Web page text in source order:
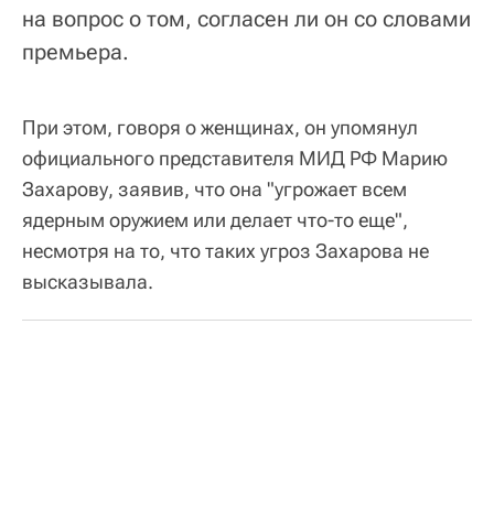
на вопрос о том, согласен ли он со словами
премьера.
При этом, говоря о женщинах, он упомянул
официального представителя МИД РФ Марию
Захарову, заявив, что она "угрожает всем
ядерным оружием или делает что-то еще",
несмотря на то, что таких угроз Захарова не
высказывала.